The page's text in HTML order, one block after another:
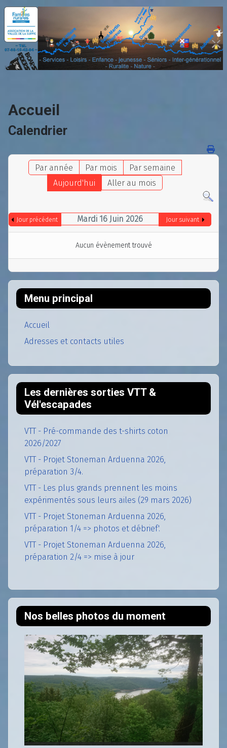
Accueil
Calendrier
Par année Par mois
Par semaine
Aujourd'hui
Aller au mois
Jour précédent Mardi 16 Juin 2026 Jour suivant
Aucun évènement trouvé
Menu principal
Accueil
Adresses et contacts utiles
Les dernières sorties VTT &
Vél'escapades
VTT - Pré-commande des t-shirts coton
2026/2027
VTT - Projet Stoneman Arduenna 2026,
préparation 3/4.
VTT - Les plus grands prennent les moins
expérimentés sous leurs ailes (29 mars 2026)
VTT - Projet Stoneman Arduenna 2026,
préparation 1/4 => photos et débrief'.
VTT - Projet Stoneman Arduenna 2026,
préparation 2/4 => mise à jour
Nos belles photos du moment